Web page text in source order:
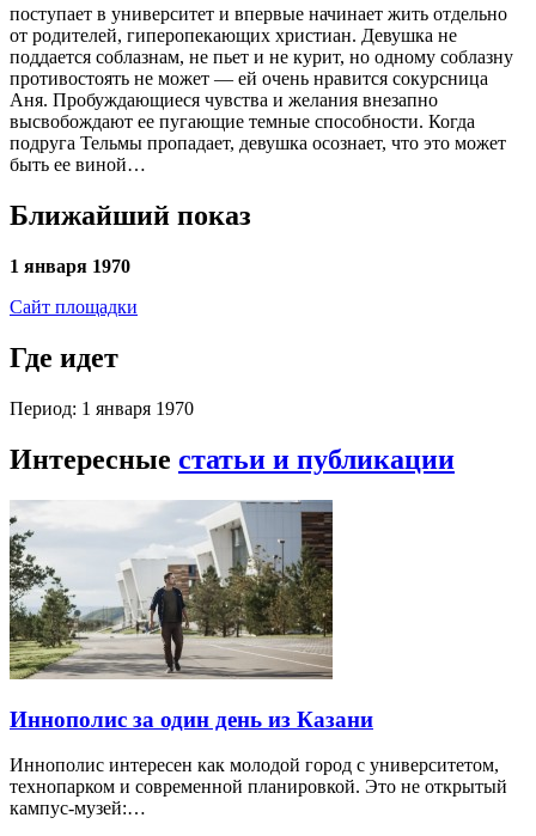
поступает в университет и впервые начинает жить отдельно
от родителей, гиперопекающих христиан. Девушка не
поддается соблазнам, не пьет и не курит, но одному соблазну
противостоять не может — ей очень нравится сокурсница
Аня. Пробуждающиеся чувства и желания внезапно
высвобождают ее пугающие темные способности. Когда
подруга Тельмы пропадает, девушка осознает, что это может
быть ее виной…
Ближайший показ
1 января 1970
Сайт площадки
Где идет
Период: 1 января 1970
Интересные статьи и публикации
Иннополис за один день из Казани
Иннополис интересен как молодой город с университетом,
технопарком и современной планировкой. Это не открытый
кампус-музей:…